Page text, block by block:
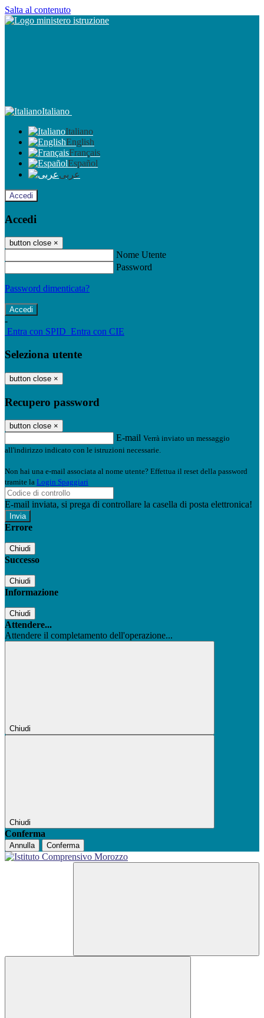
Salta al contenuto
Italiano
Italiano
English
Français
Español
عربى
Accedi
Accedi
button close ×
Nome Utente
Password
Password dimenticata?
-
Entra con SPID Entra con CIE
Seleziona utente
button close ×
Recupero password
button close ×
E-mail Verrà inviato un messaggio
all'indirizzo indicato con le istruzioni necessarie.
Non hai una e-mail associata al nome utente? Effettua il reset della password
tramite la Login Spaggiari
E-mail inviata, si prega di controllare la casella di posta elettronica!
Errore
Chiudi
Successo
Chiudi
Informazione
Chiudi
Attendere...
Attendere il completamento dell'operazione...
Chiudi
Chiudi
Conferma
Annulla Conferma